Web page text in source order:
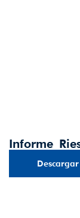
Descargar